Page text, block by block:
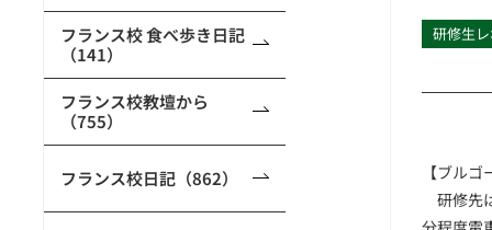
フランス校 食べ歩き日記
（141）
フランス校教壇から
（755）
フランス校日記（862）
研修生
【ブル
研修先